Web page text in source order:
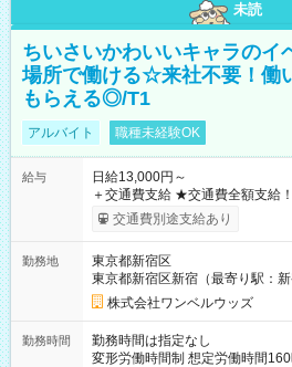
未読
ちいさいかわいいキャラのイ
場所で働ける☆来社不要！働
もらえる◎/T1
アルバイト 職種未経験OK
給与
日給13,000円～
＋交通費支給 ★交通費全額支給！ ┗案件により規定あり ★日払
いOK！（規定あり） ┗働いたそ
ンビニATMから 日払い分を引き落とせます
交通費別途支給あり
勤務地
東京都新宿区
東京都新宿区新宿（最寄り駅：新
株式会社ワンベルウッズ
勤務時間
勤務時間は指定なし
変形労働時間制 想定労働時間160時間/月 【シフト